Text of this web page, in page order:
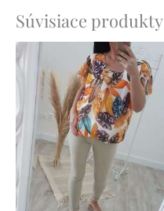
Súvisiace produkty